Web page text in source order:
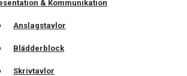
& Kommunikation
Anslagstavlor
Blädderblock
Skrivtavlor